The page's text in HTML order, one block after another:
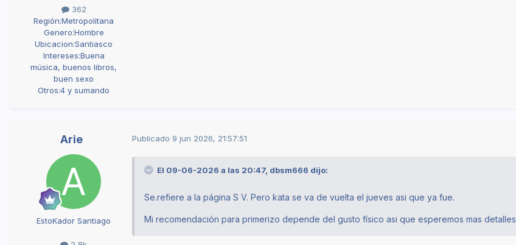
362
Región:Metropolitana
Genero:Hombre
Ubicacion:Santiasco
Intereses:Buena
música, buenos libros,
buen sexo
Otros:4 y sumando
Arie
EstoKador Santiago
Publicado 9 jun 2026, 21:57:51
El 09-06-2026 a las 20:47, dbsm666 dijo:
Se.refiere a la página S V. Pero kata se va de vuelta el jueves asi que ya fue.
Mi recomendación para primerizo depende del gusto físico asi que esperemos mas detalles